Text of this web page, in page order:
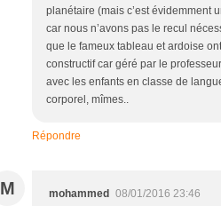
planétaire (mais c’est évidemment
car nous n’avons pas le recul
que le fameux tableau et ardoise
constructif car géré par le
avec les enfants en classe de
corporel, mîmes..
Répondre
M mohammed
08/01/2016 23:46